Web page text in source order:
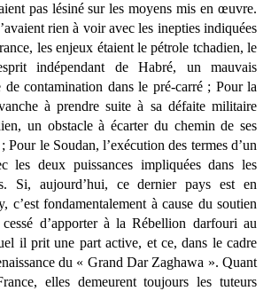
pas lésiné sur les moyens mis en œuvre.
rien à voir avec les inepties indiquées
les enjeux étaient le pétrole tchadien, le
indépendant de Habré, un mauvais
de contamination dans le pré-carré ; Pour la
à prendre suite à sa défaite militaire
un obstacle à écarter du chemin de ses
Pour le Soudan, l’exécution des termes d’un
les deux puissances impliquées dans les
Si, aujourd’hui, ce dernier pays est en
c’est fondamentalement à cause du soutien
d’apporter à la Rébellion darfouri au
il prit une part active, et ce, dans le cadre
du « Grand Dar Zaghawa ». Quant
elles demeurent toujours les tuteurs